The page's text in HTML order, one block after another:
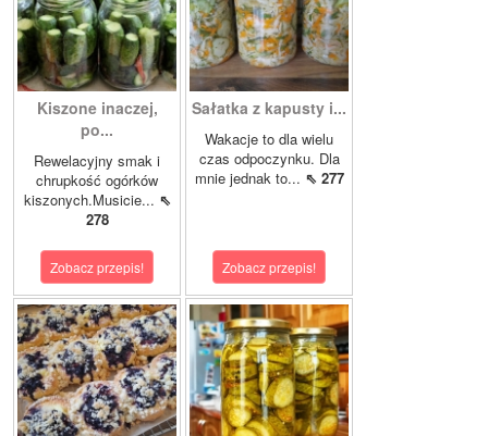
Kiszone inaczej,
po...
Rewelacyjny smak i
chrupkość ogórków
kiszonych.Musicie... ⇖
278
Zobacz przepis!
Sałatka z kapusty i...
Wakacje to dla wielu
czas odpoczynku. Dla
mnie jednak to... ⇖ 277
Zobacz przepis!